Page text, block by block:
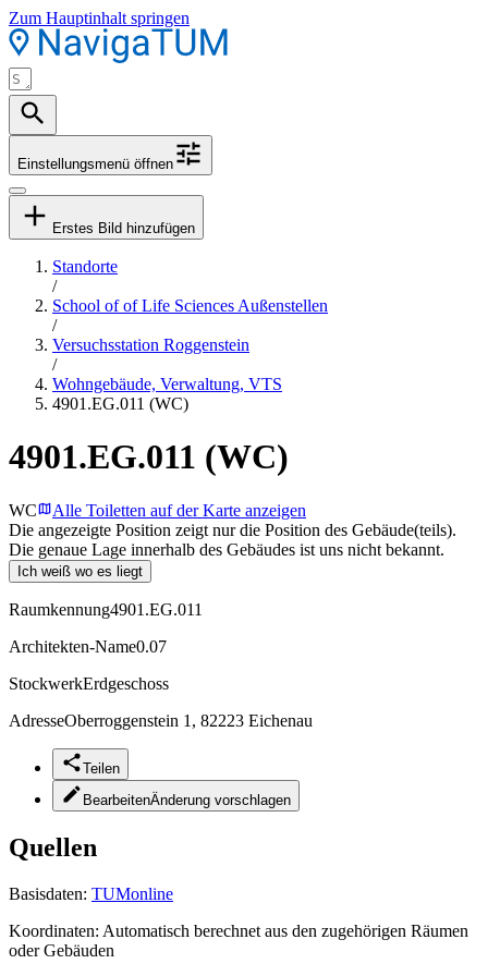
Zum Hauptinhalt springen
Einstellungsmenü öffnen
Erstes Bild hinzufügen
Standorte
/
School of of Life Sciences Außenstellen
/
Versuchsstation Roggenstein
/
Wohngebäude, Verwaltung, VTS
4901.EG.011 (WC)
4901.EG.011 (WC)
WC
Alle Toiletten auf der Karte anzeigen
Die angezeigte Position zeigt nur die Position des Gebäude(teils).
Die genaue Lage innerhalb des Gebäudes ist uns nicht bekannt.
Ich weiß wo es liegt
Raumkennung4901.EG.011
Architekten-Name0.07
StockwerkErdgeschoss
AdresseOberroggenstein 1, 82223 Eichenau
Teilen
BearbeitenÄnderung vorschlagen
Quellen
Basisdaten: TUMonline
Koordinaten: Automatisch berechnet aus den zugehörigen Räumen
oder Gebäuden